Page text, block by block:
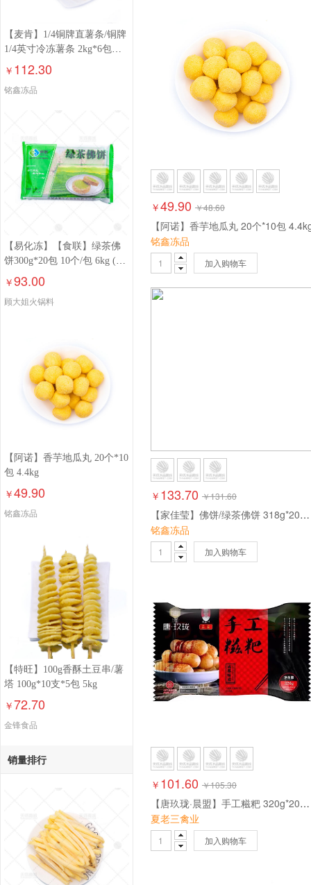
【麦肯】1/4铜牌直薯条/铜牌
1/4英寸冷冻薯条 2kg*6包
12kg
￥ 112.30
铭鑫冻品
【易化冻】【食联】绿茶佛
饼300g*20包 10个/包 6kg (容
易化冻，介意勿拍！)
￥93.00
顾大姐火锅料
【阿诺】香芋地瓜丸 20个*10
包 4.4kg
￥49.90
铭鑫冻品
【特旺】100g香酥土豆串/薯
塔 100g*10支*5包 5kg
￥72.70
金锋食品
销量排行
￥49.90 ￥48.60
【阿诺】香芋地瓜丸 20个*10包
铭鑫冻品
加入购物车
￥ 133.70 ￥131.60
【家佳莹】佛饼/绿茶佛饼 318g*20包6kg
铭鑫冻品
加入购物车
￥ 101.60 ￥105.30
【唐玖珑·晨盟】手工糍粑 320g*20包 6.4kg
夏老三禽业
加入购物车